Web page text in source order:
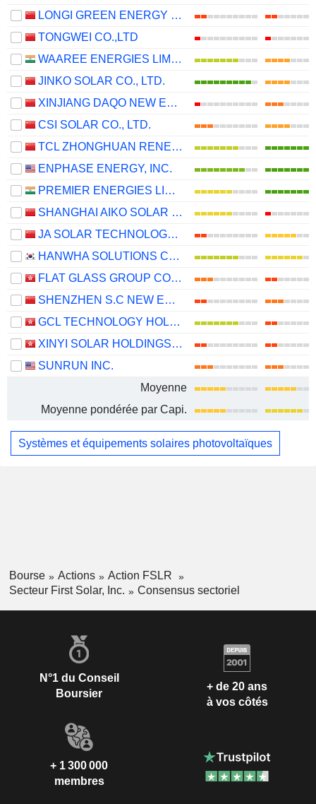
LONGI GREEN ENERGY TECHNOLOGY CO., LTD.
TONGWEI CO.,LTD
WAAREE ENERGIES LIMITED
JINKO SOLAR CO., LTD.
XINJIANG DAQO NEW ENERGY CO.,LTD.
CSI SOLAR CO., LTD.
TCL ZHONGHUAN RENEWABLE ENERGY TECHNOLOGY CO.,LTD.
ENPHASE ENERGY, INC.
PREMIER ENERGIES LIMITED
SHANGHAI AIKO SOLAR ENERGY CO.,LTD.
JA SOLAR TECHNOLOGY CO., LTD.
HANWHA SOLUTIONS CORPORATION
FLAT GLASS GROUP CO., LTD.
SHENZHEN S.C NEW ENERGY TECHNOLOGY CORPORATION
GCL TECHNOLOGY HOLDINGS LIMITED
XINYI SOLAR HOLDINGS LIMITED
SUNRUN INC.
Moyenne
Moyenne pondérée par Capi.
Systèmes et équipements solaires photovoltaïques
Bourse Actions
Action FSLR
Secteur First Solar, Inc.
Consensus sectoriel
N°1 du Conseil
Boursier
+ de 20 ans
à vos côtés
+ 1 300 000
membres